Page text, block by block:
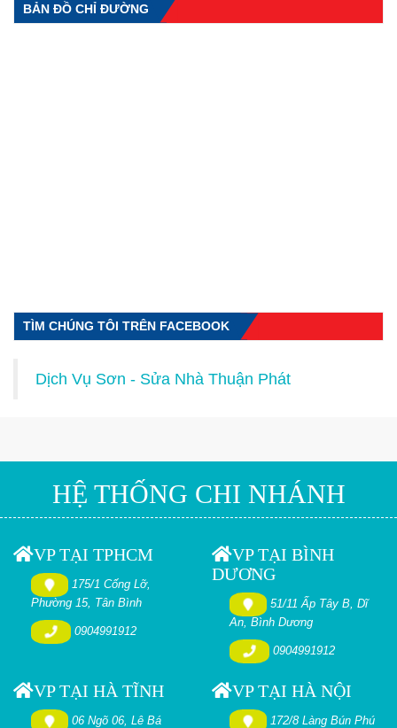
BẢN ĐỒ CHỈ ĐƯỜNG
TÌM CHÚNG TÔI TRÊN FACEBOOK
Dịch Vụ Sơn - Sửa Nhà Thuận Phát
HỆ THỐNG CHI NHÁNH
VP TẠI TPHCM
175/1 Cống Lỡ,
Phường 15, Tân Bình
0904991912
VP TẠI BÌNH
DƯƠNG
51/11 Ấp Tây B, Dĩ
An, Bình Dương
0904991912
VP TẠI HÀ TĨNH
06 Ngõ 06, Lê Bá
VP TẠI HÀ NỘI
172/8 Làng Bún Phú